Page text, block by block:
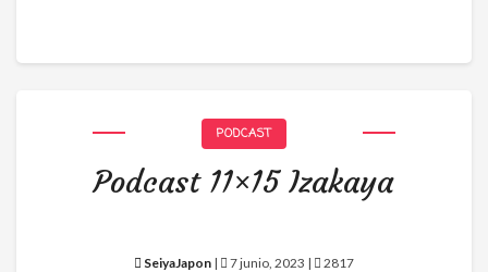
PODCAST
Podcast 11×15 Izakaya
SeiyaJapon | 7 junio, 2023 | 2817